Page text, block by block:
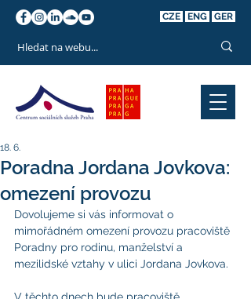
CZE ENG GER
Poradna Jordana Jovkova:
omezení provozu
18. 6.
Dovolujeme si vás informovat o
mimořádném omezení provozu pracoviště
Poradny pro rodinu, manželství a
mezilidské vztahy v ulici Jordana Jovkova.